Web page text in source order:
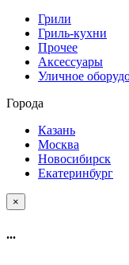
Грили
Гриль-кухни
Прочее
Аксессуары
Уличное
Города
Казань
Москва
Новосибирск
Екатеринбург
×
...